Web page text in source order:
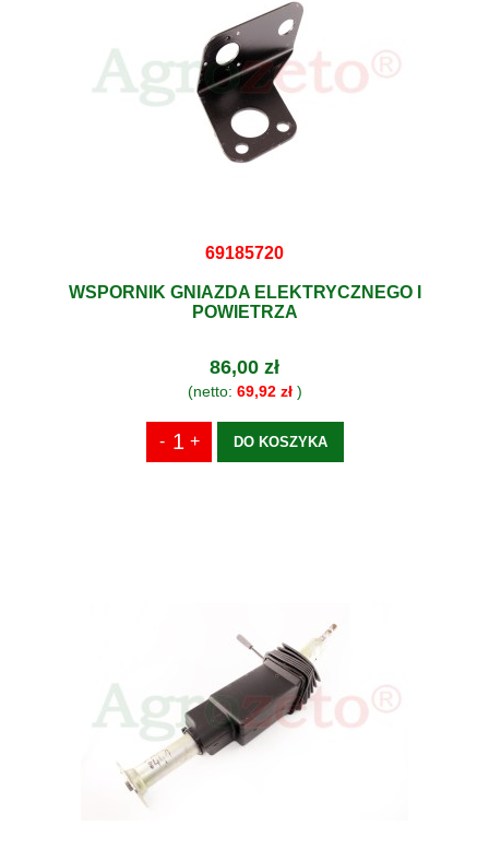
69185720
WSPORNIK GNIAZDA ELEKTRYCZNEGO I
POWIETRZA
86,00 zł
(netto: 69,92 zł)
DO KOSZYKA